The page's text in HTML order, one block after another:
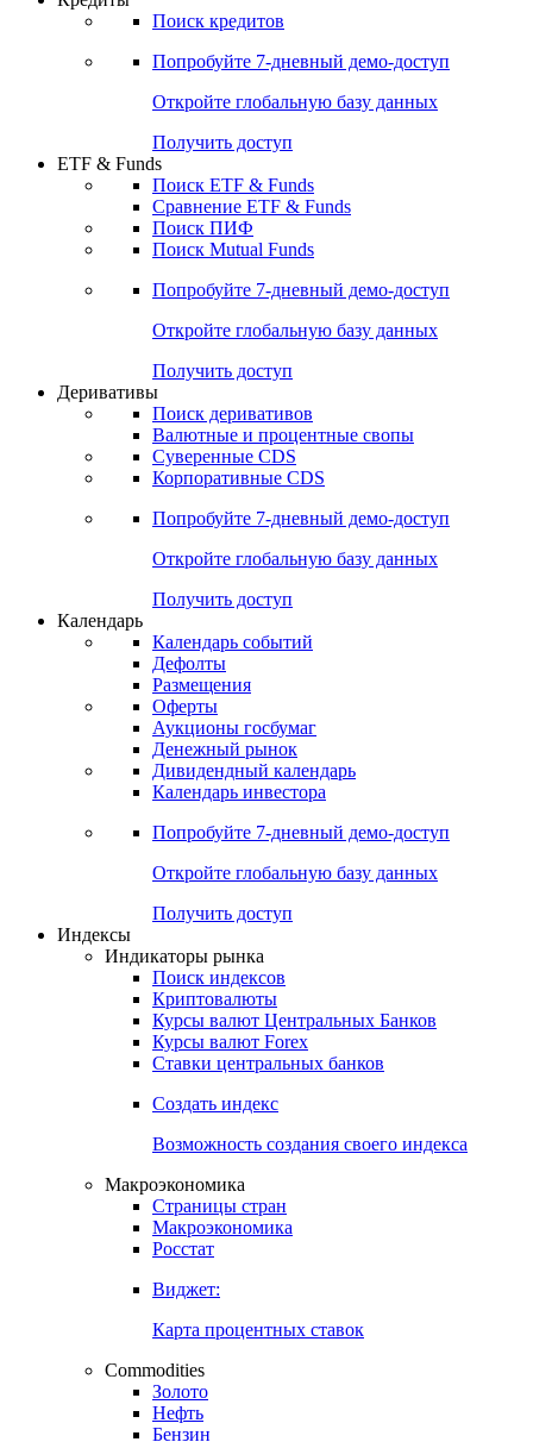
Откройте глобальную базу данных
Получить доступ
Поиск кредитов
Попробуйте7-дневный
Откройте глобальную базу данных
Получить доступ
ETF & Funds
Сравнение ETF & Funds
Поиск Mutual Funds
Попробуйте7-дневный
Откройте глобальную базу данных
Получить доступ
Деривативы
Валютные и процентные свопы
Корпоративные CDS
Попробуйте7-дневный
Откройте глобальную базу данных
Получить доступ
Календарь
Календарь событий
Дефолты
Размещения
Оферты
Денежный рынок
Календарь инвестора
Попробуйте7-дневный
Откройте глобальную базу данных
Получить доступ
Индикаторы рынка
Поиск индексов
Курсы валют Центральных Банков
Ставки центральных банков
Создать индекс
Возможность создания своего индекса
Страницы стран
Росстат
Виджет:
Карта процентных ставок